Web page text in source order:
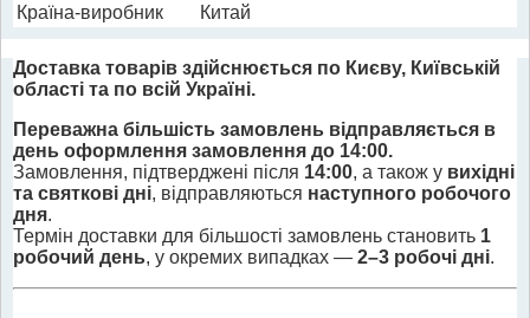
Країна-виробник
Китай
Доставка товарів здійснюється по Києву, Київській
області та по всій Україні.
Переважна більшість замовлень відправляється в
день оформлення замовлення до 14:00.
Замовлення, підтверджені після 14:00, а також у вихідні
та святкові дні, відправляються наступного робочого
дня.
Термін доставки для більшості замовлень становить 1
робочий день, у окремих випадках — 2–3 робочі дні.